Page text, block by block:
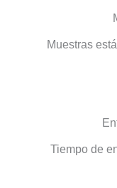
Muestras
Tiempo de